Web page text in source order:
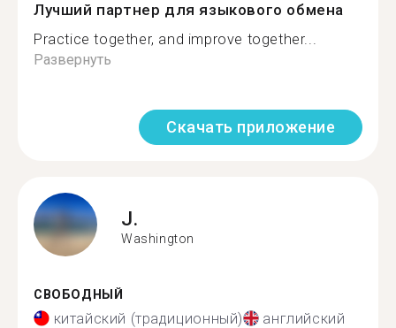
Лучший партнер для языкового обмена
Practice together, and improve together...
Развернуть
Скачать приложение
J.
Washington
СВОБОДНЫЙ
китайский (традиционный) английский